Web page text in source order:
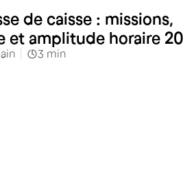
de caisse : missions,
et amplitude horaire
3 min